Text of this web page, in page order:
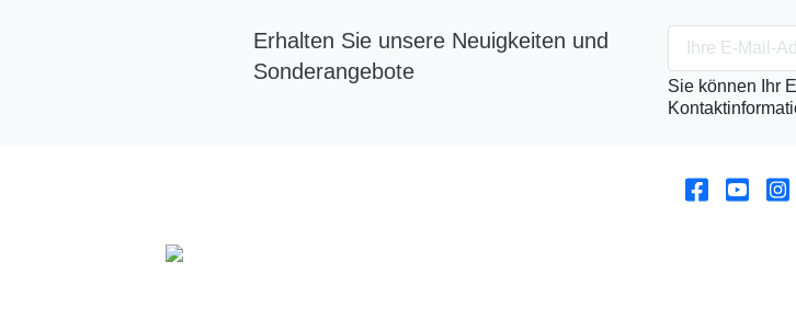
Erhalten Sie unsere Neuigkeiten und
Sonderangebote
Sie können Ihr